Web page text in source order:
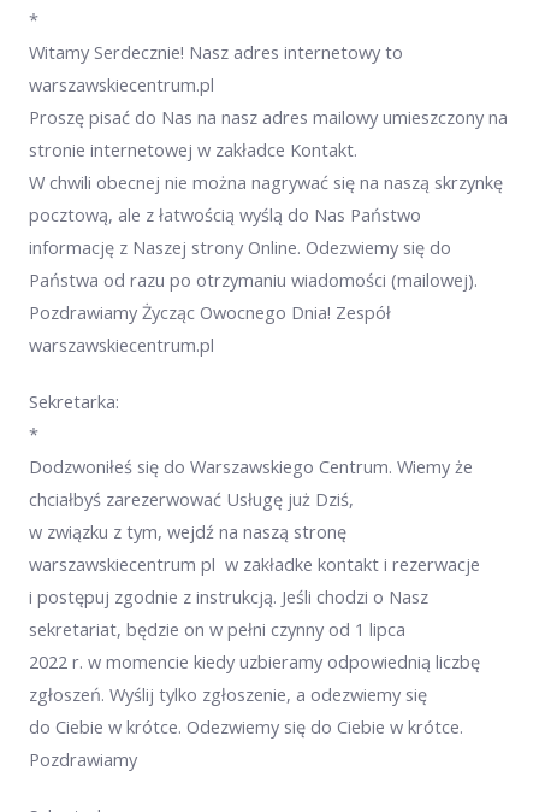
*
Witamy Serdecznie! Nasz adres internetowy to
warszawskiecentrum.pl
Proszę pisać do Nas na nasz adres mailowy umieszczony na
stronie internetowej w zakładce Kontakt.
W chwili obecnej nie można nagrywać się na naszą skrzynkę
pocztową, ale z łatwością wyślą do Nas Państwo
informację z Naszej strony Online. Odezwiemy się do
Państwa od razu po otrzymaniu wiadomości (mailowej).
Pozdrawiamy Życząc Owocnego Dnia! Zespół
warszawskiecentrum.pl
Sekretarka:
*
Dodzwoniłeś się do Warszawskiego Centrum. Wiemy że
chciałbyś zarezerwować Usługę już Dziś,
w związku z tym, wejdź na naszą stronę
warszawskiecentrum pl w zakładke kontakt i rezerwacje
i postępuj zgodnie z instrukcją. Jeśli chodzi o Nasz
sekretariat, będzie on w pełni czynny od 1 lipca
2022 r. w momencie kiedy uzbieramy odpowiednią liczbę
zgłoszeń. Wyślij tylko zgłoszenie, a odezwiemy się
do Ciebie w krótce. Odezwiemy się do Ciebie w krótce.
Pozdrawiamy